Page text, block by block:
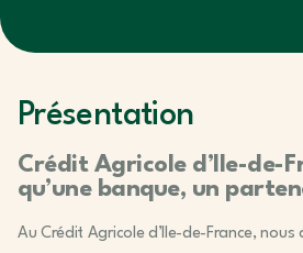
Présentation
Crédit Agricole d’Ile-de-
qu’une banque, un
Au Crédit Agricole d’Ile-de-France, nous